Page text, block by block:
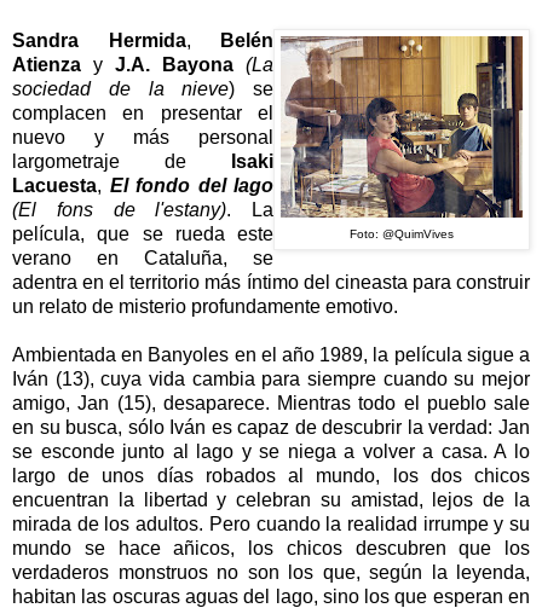
Foto: @QuimVives
Sandra Hermida,
Belén
Atienza y J.A. Bayona (La
sociedad de la nieve) se
complacen en presentar el
nuevo y más personal
largometraje de
Isaki
Lacuesta, El fondo del lago
(El fons de l'estany). La
película, que se rueda este
verano en Cataluña, se
adentra en el territorio más íntimo del cineasta para construir
un relato de misterio profundamente emotivo.
Ambientada en Banyoles en el año 1989, la película sigue a
Iván (13), cuya vida cambia para siempre cuando su mejor
amigo, Jan (15), desaparece. Mientras todo el pueblo sale
en su busca, sólo Iván es capaz de descubrir la verdad: Jan
se esconde junto al lago y se niega a volver a casa. A lo
largo de unos días robados al mundo, los dos chicos
encuentran la libertad y celebran su amistad, lejos de la
mirada de los adultos. Pero cuando la realidad irrumpe y su
mundo se hace añicos, los chicos descubren que los
verdaderos monstruos no son los que, según la leyenda,
habitan las oscuras aguas del lago, sino los que esperan en